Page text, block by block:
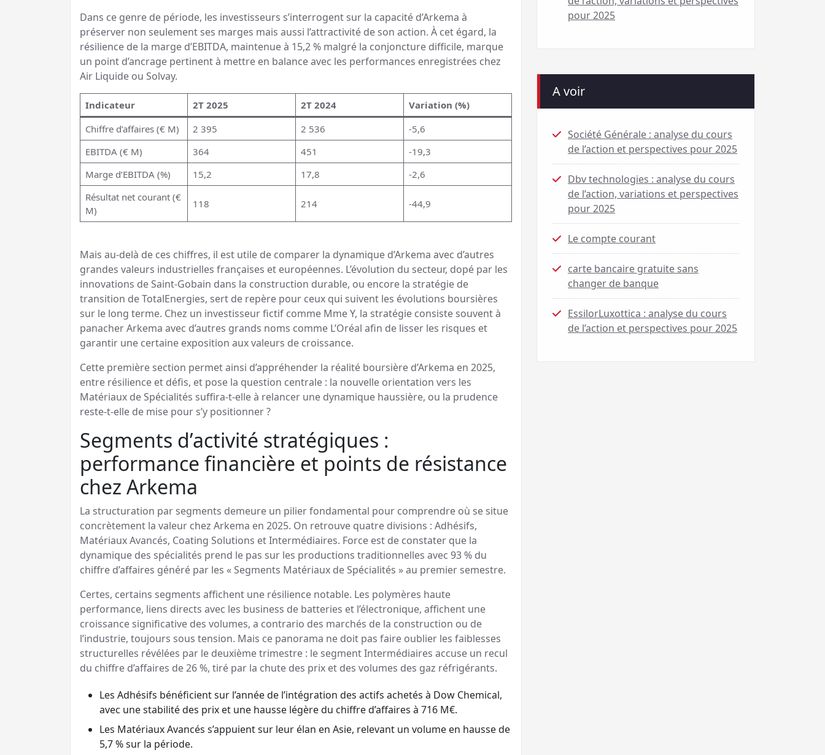
Dans ce genre de période, les investisseurs s’interrogent sur la capacité d’Arkema à
préserver non seulement ses marges mais aussi l’attractivité de son action. À cet égard, la
résilience de la marge d’EBITDA, maintenue à 15,2 % malgré la conjoncture difficile, marque
un point d’ancrage pertinent à mettre en balance avec les performances enregistrées chez
Air Liquide ou Solvay.
Indicateur 2T 2025 2T 2024
Variation (%)
Chiffre d’affaires (€ M)
2 395 2 536
-5,6
EBITDA (€ M)
364 451
-19,3
Marge d’EBITDA (%)
15,2 17,8
-2,6
Résultat net courant (€
M)
118 214 -44,9
Mais au-delà de ces chiffres, il est utile de comparer la dynamique d’Arkema avec d’autres
grandes valeurs industrielles françaises et européennes. L’évolution du secteur, dopé par les
innovations de Saint-Gobain dans la construction durable, ou encore la stratégie de
transition de TotalEnergies, sert de repère pour ceux qui suivent les évolutions boursières
sur le long terme. Chez un investisseur fictif comme Mme Y, la stratégie consiste souvent à
panacher Arkema avec d’autres grands noms comme L’Oréal afin de lisser les risques et
garantir une certaine exposition aux valeurs de croissance.
Cette première section permet ainsi d’appréhender la réalité boursière d’Arkema en 2025,
entre résilience et défis, et pose la question centrale : la nouvelle orientation vers les
Matériaux de Spécialités suffira-t-elle à relancer une dynamique haussière, ou la prudence
reste-t-elle de mise pour s’y positionner ?
Segments d’activité stratégiques :
performance financière et points de résistance
chez Arkema
La structuration par segments demeure un pilier fondamental pour comprendre où se situe
concrètement la valeur chez Arkema en 2025. On retrouve quatre divisions : Adhésifs,
Matériaux Avancés, Coating Solutions et Intermédiaires. Force est de constater que la
dynamique des spécialités prend le pas sur les productions traditionnelles avec 93 % du
chiffre d’affaires généré par les « Segments Matériaux de Spécialités » au premier semestre.
Certes, certains segments affichent une résilience notable. Les polymères haute
performance, liens directs avec les business de batteries et l’électronique, affichent une
croissance significative des volumes, a contrario des marchés de la construction ou de
l’industrie, toujours sous tension. Mais ce panorama ne doit pas faire oublier les faiblesses
structurelles révélées par le deuxième trimestre : le segment Intermédiaires accuse un recul
du chiffre d’affaires de 26 %, tiré par la chute des prix et des volumes des gaz réfrigérants.
Les Adhésifs bénéficient sur l’année de l’intégration des actifs achetés à Dow Chemical,
avec une stabilité des prix et une hausse légère du chiffre d’affaires à 716 M€.
Les Matériaux Avancés s’appuient sur leur élan en Asie, relevant un volume en hausse de
5,7 % sur la période.
pour 2025
A voir
Société Générale : analyse du cours
de l’action et perspectives pour 2025
Dbv technologies : analyse du cours
de l’action, variations et perspectives
pour 2025
Le compte courant
carte bancaire gratuite sans
changer de banque
EssilorLuxottica : analyse du cours
de l’action et perspectives pour 2025